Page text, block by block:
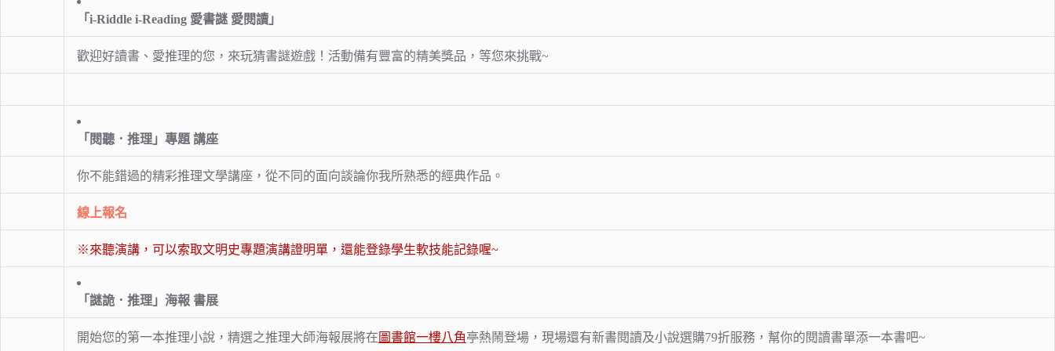
「i-Riddle i-Reading 愛書謎 愛閱讀」
歡迎好讀書、愛推理的您，來玩猜書謎遊戲！活動備有豐富的精美獎品，等您來挑戰~
「閱聽．推理」專題 講座
你不能錯過的精彩推理文學講座，從不同的面向談論你我所熟悉的經典作品。
線上報名
※來聽演講，可以索取文明史專題演講證明單，還能登錄學生軟技能記錄喔~
「謎詭．推理」海報 書展
開始您的第一本推理小說，精選之推理大師海報展將在 圖書館一樓八角亭熱鬧登場，現場還有新書閱讀及小說選購79折服務，幫你的閱讀書單添一本書吧~